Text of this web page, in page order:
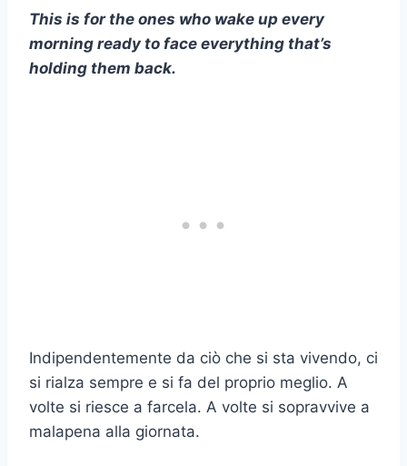
This is for the ones who wake up every
morning ready to face everything that’s
holding them back.
Indipendentemente da ciò che si sta vivendo, ci
si rialza sempre e si fa del proprio meglio. A
volte si riesce a farcela. A volte si sopravvive a
malapena alla giornata.